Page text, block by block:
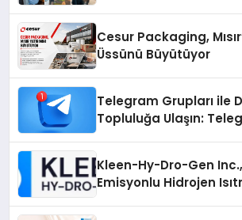
Cesur Packaging,
Üssünü Büyütüyor
Telegram Grupları ile
Topluluğa Ulaşın:
Kleen-Hy-Dro-Gen Inc.,
Emisyonlu Hidrojen